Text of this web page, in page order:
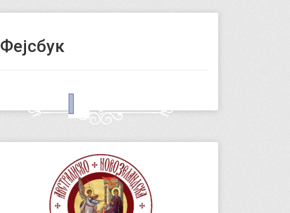
Фејсбук